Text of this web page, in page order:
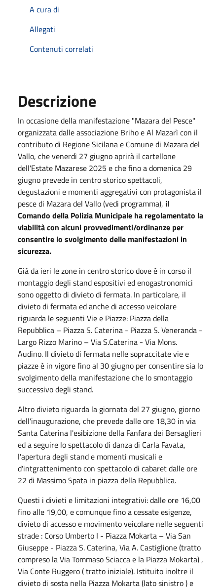
A cura di
Allegati
Contenuti correlati
Descrizione
In occasione della manifestazione "Mazara del Pesce"
organizzata dalle associazione Briho e Al Mazarì con il
contributo di Regione Sicilana e Comune di Mazara del
Vallo, che venerdì 27 giugno aprirà il cartellone
dell'Estate Mazarese 2025 e che fino a domenica 29
giugno prevede in centro storico spettacoli,
degustazioni e momenti aggregativi con protagonista il
pesce di Mazara del Vallo (vedi programma), il
Comando della Polizia Municipale ha regolamentato la
viabilità con alcuni provvedimenti/ordinanze per
consentire lo svolgimento delle manifestazioni in
sicurezza.
Già da ieri le zone in centro storico dove è in corso il
montaggio degli stand espositivi ed enogastronomici
sono oggetto di divieto di fermata. In particolare, il
divieto di fermata ed anche di accesso veicolare
riguarda le seguenti Vie e Piazze: Piazza della
Repubblica – Piazza S. Caterina - Piazza S. Veneranda -
Largo Rizzo Marino – Via S.Caterina - Via Mons.
Audino. Il divieto di fermata nelle sopraccitate vie e
piazze è in vigore fino al 30 giugno per consentire sia lo
svolgimento della manifestazione che lo smontaggio
successivo degli stand.
Altro divieto riguarda la giornata del 27 giugno, giorno
dell'inaugurazione, che prevede dalle ore 18,30 in via
Santa Caterina l'esibizione della Fanfara dei Bersaglieri
ed a seguire lo spettacolo di danza di Carla Favata,
l'apertura degli stand e momenti musicali e
d'intgrattenimento con spettacolo di cabaret dalle ore
22 di Massimo Spata in piazza della Repubblica.
Questi i divieti e limitazioni integrativi: dalle ore 16,00
fino alle 19,00, e comunque fino a cessate esigenze,
divieto di accesso e movimento veicolare nelle seguenti
strade : Corso Umberto I - Piazza Mokarta – Via San
Giuseppe - Piazza S. Caterina, Via A. Castiglione (tratto
compreso la Via Tommaso Sciacca e la Piazza Mokarta) ,
Via Conte Ruggero ( tratto iniziale). Istituito inoltre il
divieto di sosta nella Piazza Mokarta (lato sinistro ) e